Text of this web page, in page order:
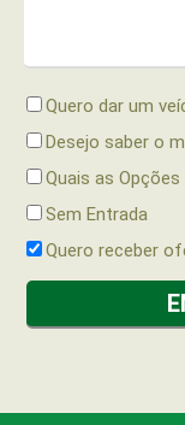
Quero dar um
Desejo saber o
Quais as
Sem Entrada
Quero receber